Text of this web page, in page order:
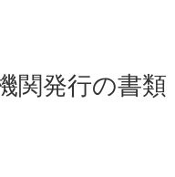
関発行の書類